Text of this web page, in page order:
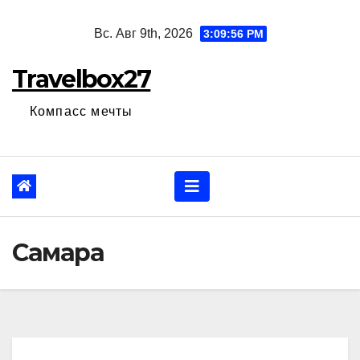
Вс. Авг 9th, 2026 3:09:57 PM
Travelbox27
Компасс мечты
Самара